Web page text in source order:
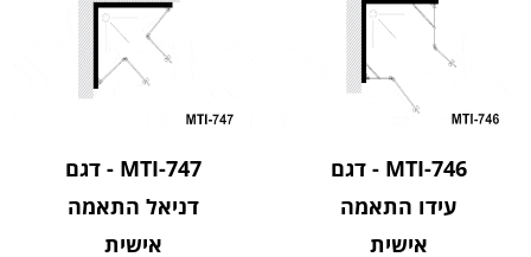
MTI-746 - דגם
עידו התאמה
אישית
MTI-747 - דגם
דניאל התאמה
אישית